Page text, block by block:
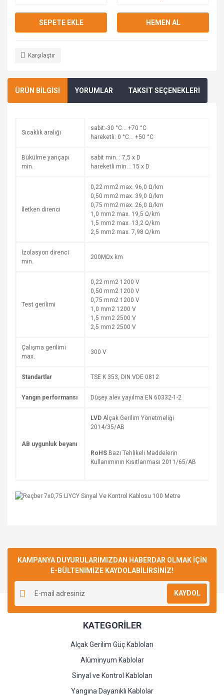
SEPETE EKLE HEMEN AL
Karşılaştır
ÜRÜN BİLGİSİ YORUMLAR TAKSİT SEÇENEKLERİ
Sıcaklık aralığı
sabit:-30 °C… +70 °C
hareketli: 0 °C… +50 °C
Bükülme yarıçapı
min.
sabit min. : 7,5 x D
hareketli min. : 15 x D
İletken direnci
0,22 mm2 max. 96,0 Ω/km
0,50 mm2 max. 39,0 Ω/km
0,75 mm2 max. 26,0 Ω/km
1,0 mm2 max. 19,5 Ω/km
1,5 mm2 max. 13,2 Ω/km
2,5 mm2 max. 7,98 Ω/km
İzolasyon direnci
min.
200MΩx km
Test gerilimi
0,22 mm2 1200 V
0,50 mm2 1200 V
0,75 mm2 1200 V
1,0 mm2 1200 V
1,5 mm2 2500 V
2,5 mm2 2500 V
Çalışma gerilimi
max.
300 V
Standartlar TSE K 353, DIN VDE 0812
Yangın performansı Düşey alev yayılma EN 60332-1-2
AB uygunluk beyanı
LVD Alçak Gerilim Yönetmeliği
2014/35/AB
RoHS Bazı Tehlikeli Maddelerin
Kullanımının Kısıtlanması 2011/65/AB
Yorum Yaz
KAMPANYA DUYURULARIMIZDAN HABERDAR OLMAK İÇİN
E-BÜLTENİMİZE KAYDOLABİLİRSİNİZ!
KAYDOL
KATEGORİLER
Alçak Gerilim Güç Kabloları
Alüminyum Kablolar
Sinyal ve Kontrol Kabloları
Yangına Dayanıklı Kablolar